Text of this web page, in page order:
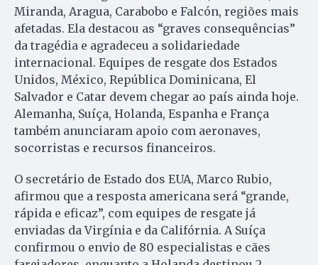
Miranda, Aragua, Carabobo e Falcón, regiões mais
afetadas. Ela destacou as “graves consequências”
da tragédia e agradeceu a solidariedade
internacional. Equipes de resgate dos Estados
Unidos, México, República Dominicana, El
Salvador e Catar devem chegar ao país ainda hoje.
Alemanha, Suíça, Holanda, Espanha e França
também anunciaram apoio com aeronaves,
socorristas e recursos financeiros.
O secretário de Estado dos EUA, Marco Rubio,
afirmou que a resposta americana será “grande,
rápida e eficaz”, com equipes de resgate já
enviadas da Virgínia e da Califórnia. A Suíça
confirmou o envio de 80 especialistas e cães